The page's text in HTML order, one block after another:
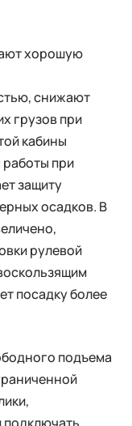
хорошую
снижают
грузов при
кабины
при
защиту
осадков. В
рулевой
посадку более
подъема